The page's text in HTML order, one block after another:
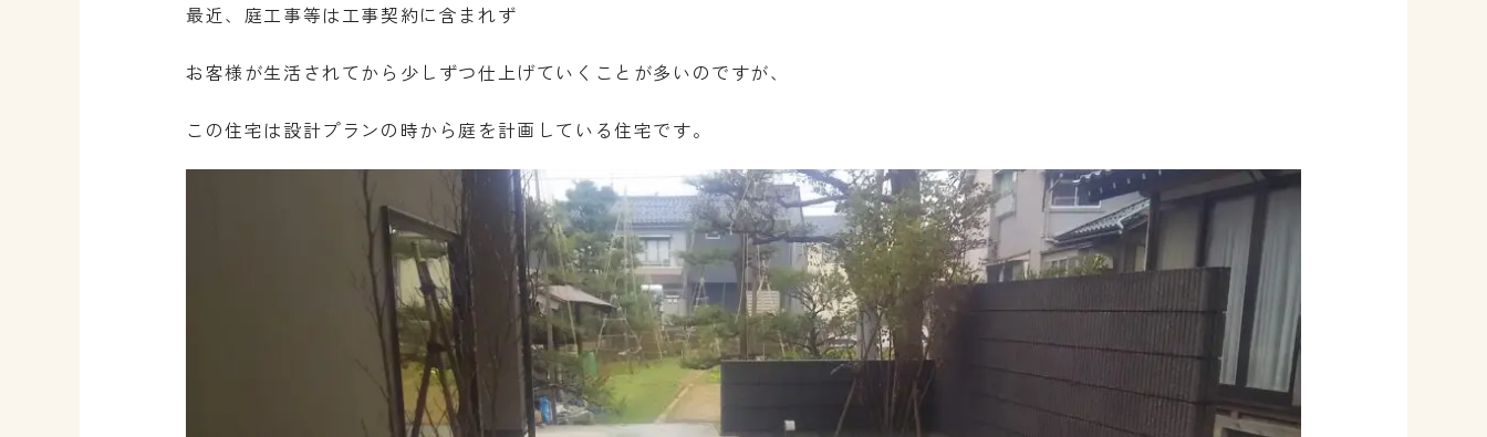
最近、庭工事等は工事契約に含まれず
お客様が生活されてから少しずつ仕上げていくことが多いのですが、
この住宅は設計プランの時から庭を計画している住宅です。